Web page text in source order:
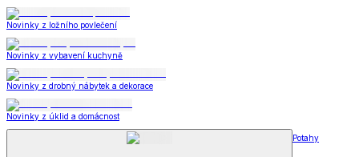
Novinky z ložního povlečení
Novinky z vybavení kuchyně
Novinky z drobný nábytek a dekorace
Novinky z úklid a domácnost
Potahy